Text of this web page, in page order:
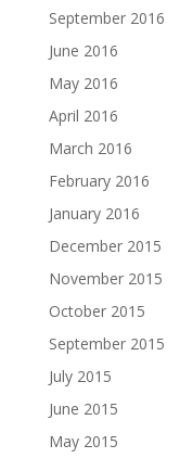
September 2016
June 2016
May 2016
April 2016
March 2016
February 2016
January 2016
December 2015
November 2015
October 2015
September 2015
July 2015
June 2015
May 2015